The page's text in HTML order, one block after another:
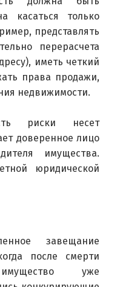
касаться только
представлять
перерасчета
иметь четкий
права продажи,
недвижимости.
риски несет
доверенное лицо
имущества.
юридической
завещание
после смерти
уже